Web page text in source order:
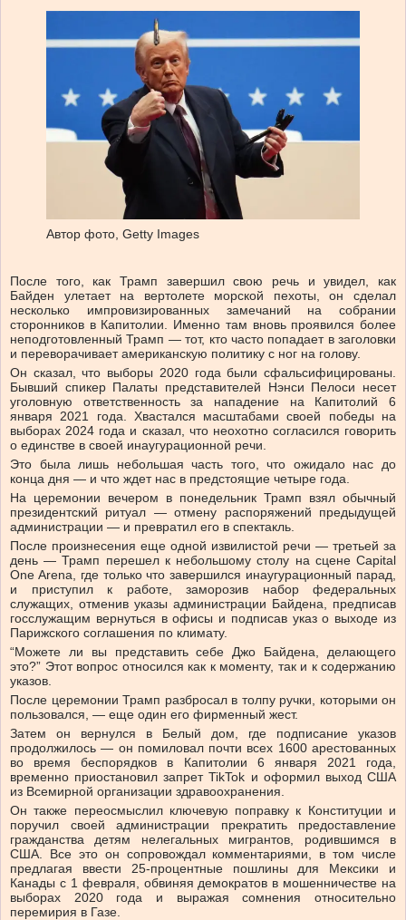
Автор фото, Getty Images
После того, как Трамп завершил свою речь и увидел, как
Байден улетает на вертолете морской пехоты, он сделал
несколько импровизированных замечаний на собрании
сторонников в Капитолии. Именно там вновь проявился более
неподготовленный Трамп — тот, кто часто попадает в заголовки
и переворачивает американскую политику с ног на голову.
Он сказал, что выборы 2020 года были сфальсифицированы.
Бывший спикер Палаты представителей Нэнси Пелоси несет
уголовную ответственность за нападение на Капитолий 6
января 2021 года. Хвастался масштабами своей победы на
выборах 2024 года и сказал, что неохотно согласился говорить
о единстве в своей инаугурационной речи.
Это была лишь небольшая часть того, что ожидало нас до
конца дня — и что ждет нас в предстоящие четыре года.
На церемонии вечером в понедельник Трамп взял обычный
президентский ритуал — отмену распоряжений предыдущей
администрации — и превратил его в спектакль.
После произнесения еще одной извилистой речи — третьей за
день — Трамп перешел к небольшому столу на сцене Capital
One Arena, где только что завершился инаугурационный парад,
и приступил к работе, заморозив набор федеральных
служащих, отменив указы администрации Байдена, предписав
госслужащим вернуться в офисы и подписав указ о выходе из
Парижского соглашения по климату.
“Можете ли вы представить себе Джо Байдена, делающего
это?” Этот вопрос относился как к моменту, так и к содержанию
указов.
После церемонии Трамп разбросал в толпу ручки, которыми он
пользовался, — еще один его фирменный жест.
Затем он вернулся в Белый дом, где подписание указов
продолжилось — он помиловал почти всех 1600 арестованных
во время беспорядков в Капитолии 6 января 2021 года,
временно приостановил запрет TikTok и оформил выход США
из Всемирной организации здравоохранения.
Он также переосмыслил ключевую поправку к Конституции и
поручил своей администрации прекратить предоставление
гражданства детям нелегальных мигрантов, родившимся в
США. Все это он сопровождал комментариями, в том числе
предлагая ввести 25-процентные пошлины для Мексики и
Канады с 1 февраля, обвиняя демократов в мошенничестве на
выборах 2020 года и выражая сомнения относительно
перемирия в Газе.